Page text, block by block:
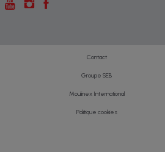
Contact
Groupe SEB
Moulinex International
Politique cookies